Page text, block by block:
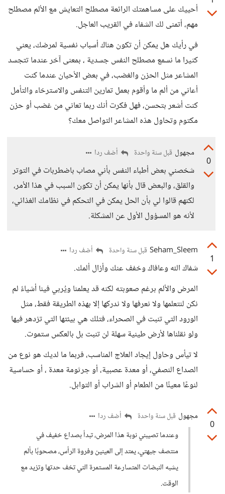
أحييك على مساهمتك الرائعة مصطلح التعايش مع الألم مصطلح
مهم، أتمنى لك الشفاء في القريب العاجل.
في رأيك هل يمكن أن تكون هناك أسباب نفسية لمرضك، يعني
كثيرا ما نسمع مصطلح النفس جسدية ، بمعنى آخر عندما تتجسد
المشاعر مثل الحزن والغضب، في بعض الأحيان عندما كنت
أعاني من ألم ما وأقوم بعمل تمارين التنفس والاسترخاء والتأمل
كنت أشعر بتحسن، فهل فكرت أنك ربما تعاني من غضب أو حزن
مكتوم وتحاول هذه المشاعر التواصل معك؟
0
مجهول قبل سنة واحدة أضف ردا
شخصني بعض أطباء النفس بأني مصاب باضطربات في التوتر
والقلق، والبعض قال بأنها يمكن أن تكون السبب في هذا الأمر،
لكنهم قالوا لي بأن الحل يمكن في التحكم في نظامك الغذائي،
لأنه هو المسؤول الأول عن المشكلة.
1
Seham_Sleem قبل سنة واحدة أضف ردا
شفاك الله وعافاك وخفف عنك وأزال ألمك.
المرض والألم برغم صعوبته لكنه قد يعلمنا ويُربي فينا أشياءً لم
نكن لنتعلمها ولا نعرفها ولا ندركها إلا بهذه الطريقة فقط، مثل
الورود التي تنبت في الصحراء، فتلك هي بيئتها التي تزدهر فيها
ولو نقلناها لأرض طينية سهلة لن تنبت بل بالعكس ستموت.
لا تيأس وحاول إيجاد العلاج المناسب، فربما ما لديك هو نوع من
الصداع النصفي، أو معدة عصبية، أو جرثومة معدة ، أو حساسية
لنوعًا معينًا من الطعام أو الشراب أو التوابل.
0
مجهول قبل سنة واحدة
أضف ردا
وعندما تصيبني نوبة هذا المرض، تبدأ بصداع خفيف في
منتصف جبهتي، يمتد إلى العينين وفروة الرأس، مصحوبًا بألم
يشبه النبضات المتسارعة المستمرة التي تخف حدتها وتزيد مع
الوقت.